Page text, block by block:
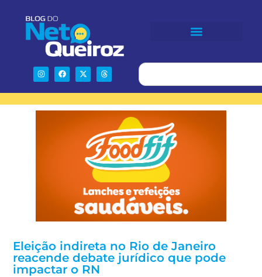
Eleição indireta no Rio de Janeiro
reacende debate jurídico que pode
impactar o RN